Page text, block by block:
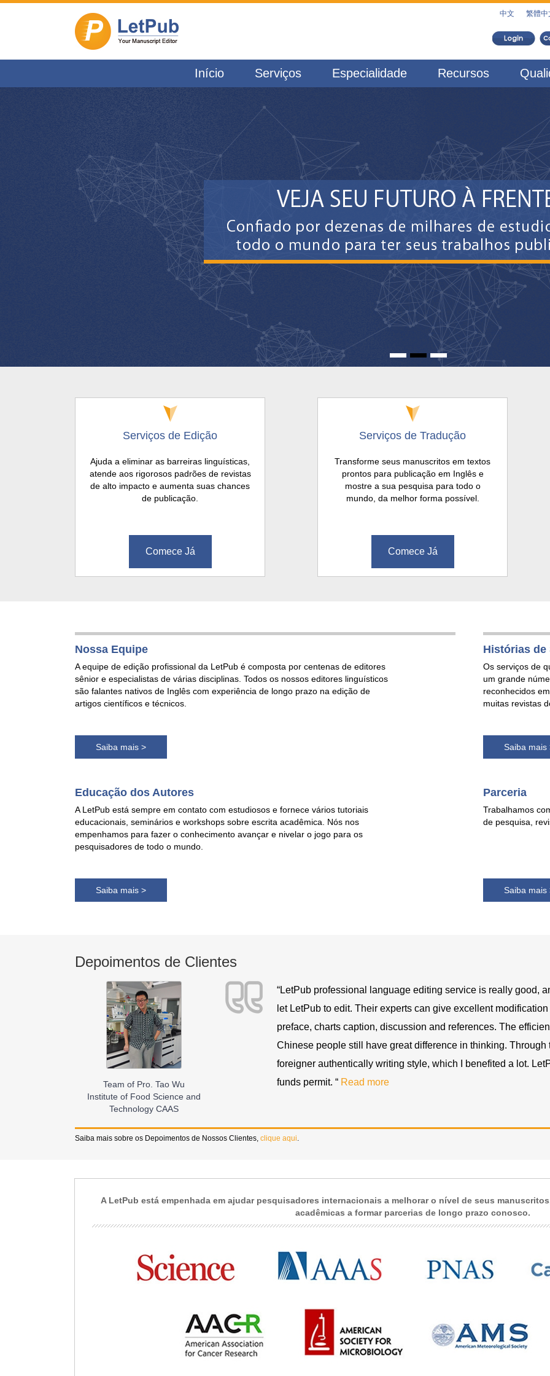
中文 繁體中
Início Serviços Especialidade Recursos
Serviços de Edição
Ajuda a eliminar as barreiras linguísticas,
atende aos rigorosos padrões de revistas
de alto impacto e aumenta suas chances
de publicação.
Comece Já
Serviços de Tradução
Transforme seus manuscritos em textos
prontos para publicação em Inglês e
mostre a sua pesquisa para todo o
mundo, da melhor forma possível.
Comece Já
Nossa Equipe
A equipe de edição profissional da LetPub é composta por centenas de editores
sênior e especialistas de várias disciplinas. Todos os nossos editores linguísticos
são falantes nativos de Inglês com experiência de longo prazo na edição de
artigos científicos e técnicos.
Saiba mais >
Educação dos Autores
A LetPub está sempre em contato com estudiosos e fornece vários tutoriais
educacionais, seminários e workshops sobre escrita acadêmica. Nós nos
empenhamos para fazer o conhecimento avançar e nivelar o jogo para os
pesquisadores de todo o mundo.
Saiba mais >
Histórias de
Os serviços de
um grande
reconhecidos
muitas revistas
Saiba mais
Parceria
Trabalhamos
de pesquisa,
Saiba mais
Depoimentos de Clientes
Yuan Zhang
Beijing Institute of Graphic
Communication
Manuscript title: Risk evaluation of bogie system based on
Computational Intelligence and Neuroscience (IF: 0.5, 2014)
“LetPub provides very professional editing service. The
researchers like me. I found LetPub to distinctly stand out
LetPub to my colleagues... “Read more
Saiba mais sobre os Depoimentos de Nossos Clientes, clique aqui.
A LetPub está empenhada em ajudar pesquisadores internacionais a melhorar o nível de seus
acadêmicas a formar parcerias de longo prazo conosco.